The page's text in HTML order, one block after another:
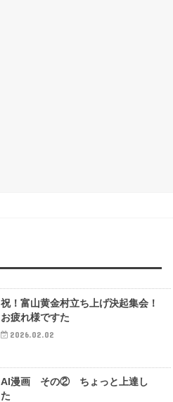
祝！富山黄金村立ち上げ決起集会！
お疲れ様ですた
2026.02.02
AI漫画 その② ちょっと上達し
た